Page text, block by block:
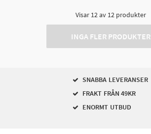
Visar 12av 12produkter
INGA FLER PRODUKTER
SNABBA LEVERANSER
FRAKT FRÅN 49KR
ENORMT UTBUD